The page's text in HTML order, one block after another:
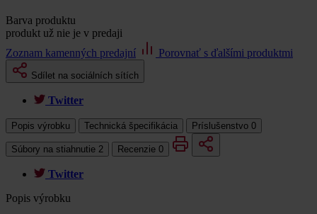
Barva produktu
produkt už nie je v predaji
Zoznam kamenných predajní
Porovnať s ďalšími produktmi
Sdílet na sociálních sítích
Twitter
Popis výrobku Technická špecifikácia Príslušenstvo 0
Súbory na stiahnutie 2 Recenzie 0
Twitter
Popis výrobku